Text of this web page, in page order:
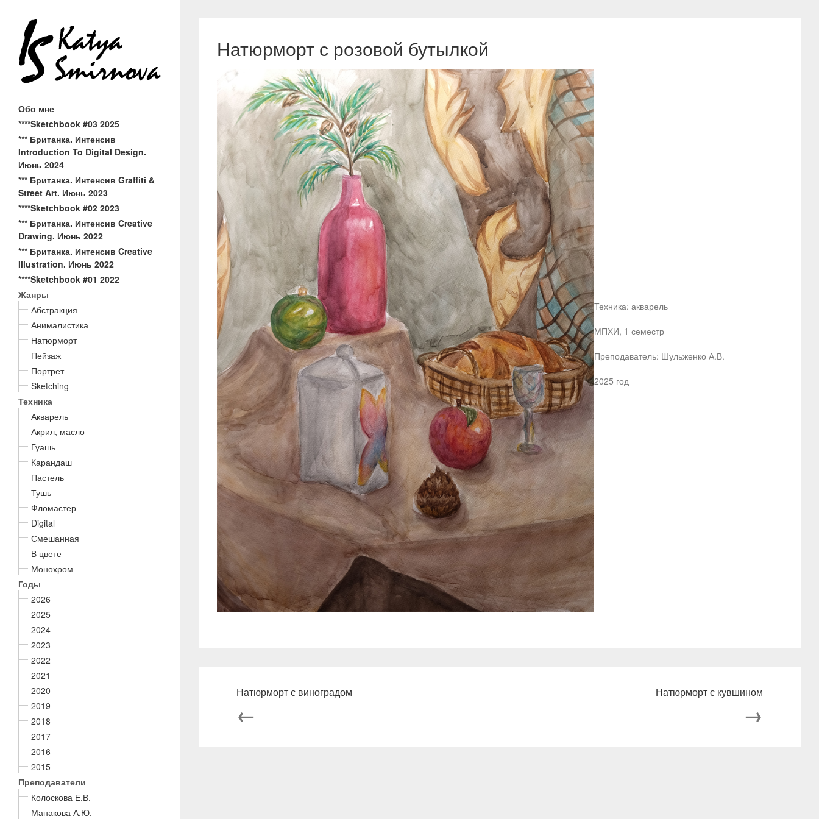
Обо мне
****Sketchbook #03 2025
*** Британка. Интенсив
Introduction To Digital Design.
Июнь 2024
*** Британка. Интенсив Graffiti &
Street Art. Июнь 2023
****Sketchbook #02 2023
*** Британка. Интенсив Creative
Drawing. Июнь 2022
*** Британка. Интенсив Creative
Illustration. Июнь 2022
****Sketchbook #01 2022
Жанры
Абстракция
Анималистика
Натюрморт
Пейзаж
Портрет
Sketching
Техника
Акварель
Акрил, масло
Гуашь
Карандаш
Пастель
Тушь
Фломастер
Digital
Смешанная
В цвете
Монохром
Годы
2026
2025
2024
2023
2022
2021
2020
2019
2018
2017
2016
2015
Преподаватели
Колоскова Е.В.
Манакова А.Ю.
Натюрморт с розовой бутылкой
Техника: акварель
МПХИ, 1 семестр
Преподаватель: Шульженко А.В.
2025 год
Натюрморт с виноградом
←
Натюрморт с кувшином
→